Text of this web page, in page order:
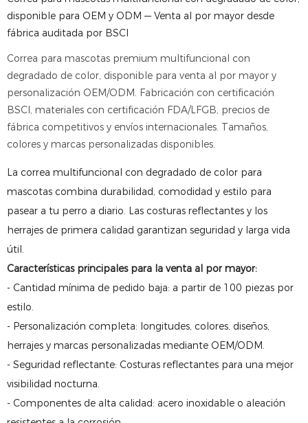
disponible para OEM y ODM — Venta al por mayor desde
fábrica auditada por BSCI
Correa para mascotas premium multifuncional con
degradado de color, disponible para venta al por mayor y
personalización OEM/ODM. Fabricación con certificación
BSCI, materiales con certificación FDA/LFGB, precios de
fábrica competitivos y envíos internacionales. Tamaños,
colores y marcas personalizadas disponibles.
La correa multifuncional con degradado de color para
mascotas combina durabilidad, comodidad y estilo para
pasear a tu perro a diario. Las costuras reflectantes y los
herrajes de primera calidad garantizan seguridad y larga vida
útil.
Características principales para la venta al por mayor:
- Cantidad mínima de pedido baja: a partir de 100 piezas por
estilo.
- Personalización completa: longitudes, colores, diseños,
herrajes y marcas personalizadas mediante OEM/ODM.
- Seguridad reflectante: Costuras reflectantes para una mejor
visibilidad nocturna.
- Componentes de alta calidad: acero inoxidable o aleación